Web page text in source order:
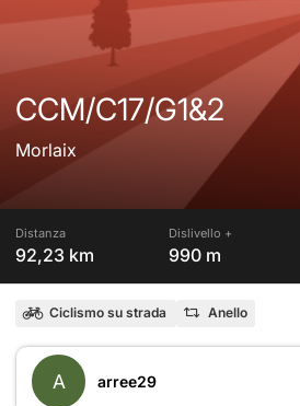
CCM/C17/G1&2
Morlaix
Distanza
92,23 km
Dislivello +
990 m
Ciclismo su strada Anello
A arree29